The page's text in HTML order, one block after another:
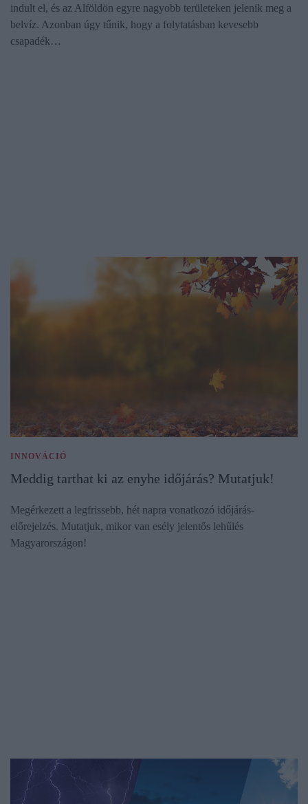
indult el, és az Alföldön egyre nagyobb területeken jelenik meg a
belvíz. Azonban úgy tűnik, hogy a folytatásban kevesebb
csapadék…
INNOVÁCIÓ
Meddig tarthat ki az enyhe időjárás? Mutatjuk!
Megérkezett a legfrissebb, hét napra vonatkozó időjárás-
előrejelzés. Mutatjuk, mikor van esély jelentős lehűlés
Magyarországon!